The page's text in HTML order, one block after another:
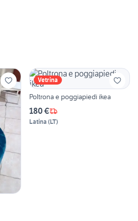
Vetrina
Poltrona e poggiapiedi ikea
180 €
Latina (LT)